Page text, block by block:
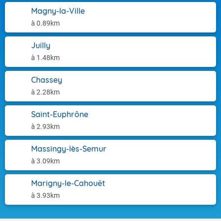
Magny-la-Ville
à 0.89km
Juilly
à 1.48km
Chassey
à 2.28km
Saint-Euphrône
à 2.93km
Massingy-lès-Semur
à 3.09km
Marigny-le-Cahouët
à 3.93km